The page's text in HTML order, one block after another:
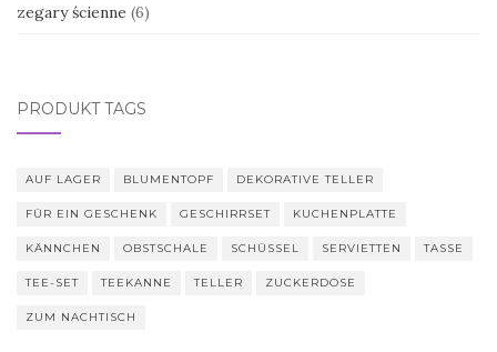
zegary ścienne (6)
PRODUKT TAGS
AUF LAGER BLUMENTOPF DEKORATIVE TELLER
FÜR EIN GESCHENK GESCHIRRSET KUCHENPLATTE
KÄNNCHEN OBSTSCHALE SCHÜSSEL SERVIETTEN TASSE
TEE-SET TEEKANNE TELLER ZUCKERDOSE
ZUM NACHTISCH